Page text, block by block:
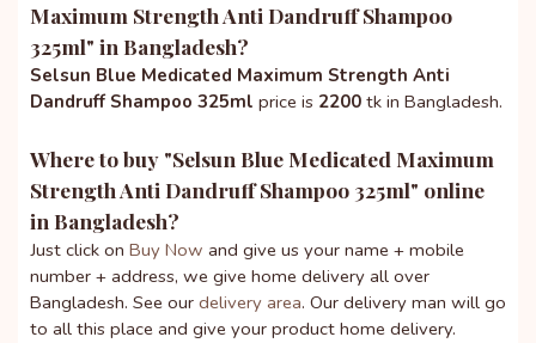
Maximum Strength Anti Dandruff Shampoo
325ml" in Bangladesh?
Selsun Blue Medicated Maximum Strength Anti
Dandruff Shampoo 325ml price is 2200 tk in Bangladesh.
Where to buy "Selsun Blue Medicated Maximum
Strength Anti Dandruff Shampoo 325ml" online
in Bangladesh?
Just click on Buy Now and give us your name + mobile
number + address, we give home delivery all over
Bangladesh. See our delivery area. Our delivery man will go
to all this place and give your product home delivery.